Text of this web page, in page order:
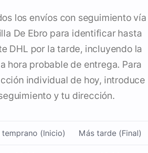
los envíos con seguimiento vía
De Ebro para identificar hasta
DHL por la tarde, incluyendo la
hora probable de entrega. Para
individual de hoy, introduce
y tu dirección.
temprano (Inicio) Más tarde (Final)